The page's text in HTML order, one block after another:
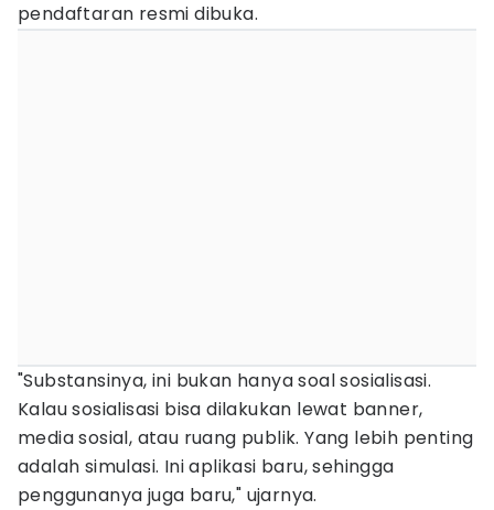
pendaftaran resmi dibuka.
"Substansinya, ini bukan hanya soal sosialisasi.
Kalau sosialisasi bisa dilakukan lewat banner,
media sosial, atau ruang publik. Yang lebih penting
adalah simulasi. Ini aplikasi baru, sehingga
penggunanya juga baru," ujarnya.